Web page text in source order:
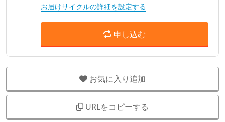
お届けサイクルの詳細を設定する
申し込む
お気に入り追加
URLをコピーする